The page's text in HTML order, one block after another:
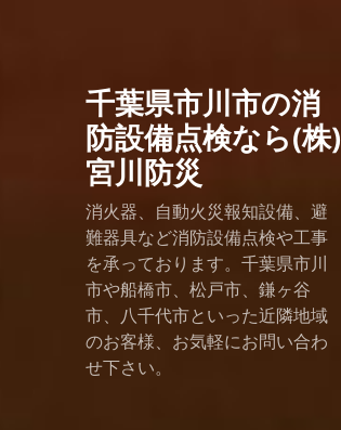
千葉県市川市の消
防設備点検なら(株)
宮川防災
消火器、自動火災報知設備、避
難器具など消防設備点検や工事
を承っております。千葉県市川
市や船橋市、松戸市、鎌ヶ谷
市、八千代市といった近隣地域
のお客様、お気軽にお問い合わ
せ下さい。